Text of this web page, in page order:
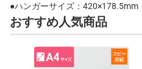
●ハンガーサイズ：420×178.5mm
おすすめ人気商品